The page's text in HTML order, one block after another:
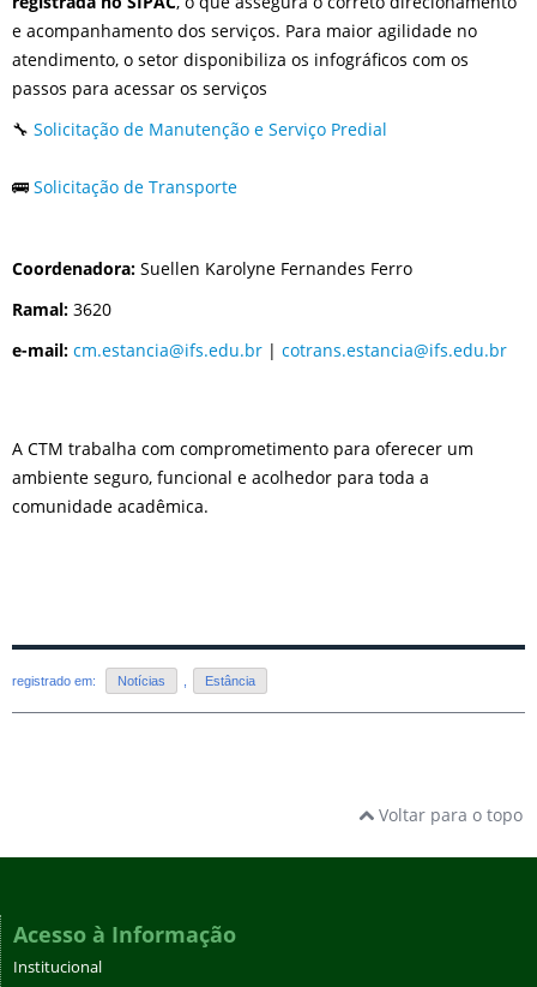
e acompanhamento dos serviços. Para maior agilidade no
atendimento, o setor disponibiliza os infográficos com os
passos para acessar os serviços
🔧 Solicitação de Manutenção e Serviço Predial
🚌 Solicitação de Transporte
Coordenadora: Suellen Karolyne Fernandes Ferro
Ramal: 3620
e-mail: cm.estancia@ifs.edu.br | cotrans.estancia@ifs.edu.br
A CTM trabalha com comprometimento para oferecer um
ambiente seguro, funcional e acolhedor para toda a
comunidade acadêmica.
registrado em: Notícias Estância
Voltar para o topo
Acesso à Informação
Institucional